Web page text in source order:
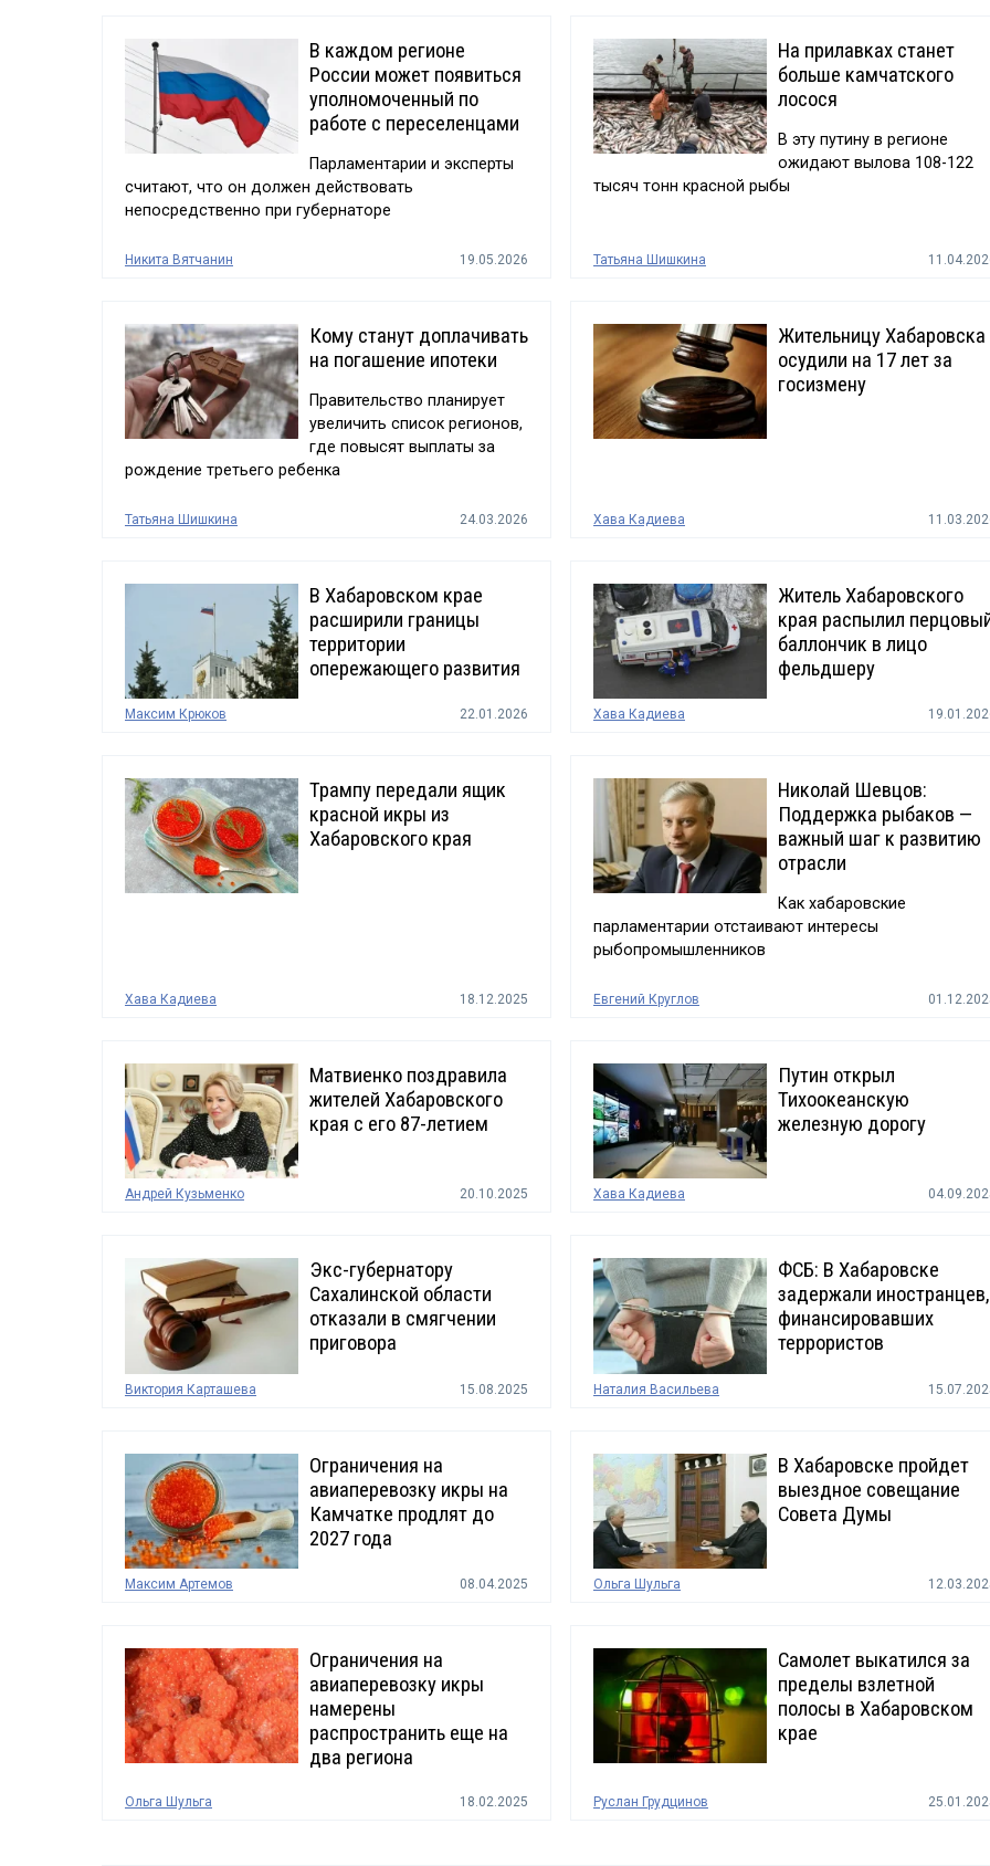
В каждом регионе
России может появиться
уполномоченный по
работе с переселенцами
Парламентарии и эксперты
считают, что он должен действовать
непосредственно при губернаторе
Никита Вятчанин 19.05.2026
На прилавках станет
больше камчатского
лосося
В эту путину в регионе
ожидают вылова 108-122
тысяч тонн красной рыбы
Татьяна Шишкина
Кому станут доплачивать
на погашение ипотеки
Правительство планирует
увеличить список регионов,
где повысят выплаты за
рождение третьего ребенка
Татьяна Шишкина 24.03.2026
Жительницу Хабаровска
осудили на 17 лет за
госизмену
Хава Кадиева
В Хабаровском крае
расширили границы
территории
опережающего развития
Максим Крюков 22.01.2026
Житель Хабаровского
края распылил
баллончик в лицо
фельдшеру
Хава Кадиева
Трампу передали ящик
красной икры из
Хабаровского края
Хава Кадиева 18.12.2025
Николай Шевцов:
Поддержка рыбаков —
важный шаг к развитию
отрасли
Как хабаровские
парламентарии отстаивают интересы
рыбопромышленников
Евгений Круглов
Матвиенко поздравила
жителей Хабаровского
края с его 87-летием
Андрей Кузьменко 20.10.2025
Путин открыл
Тихоокеанскую
железную дорогу
Хава Кадиева
Экс-губернатору
Сахалинской области
отказали в смягчении
приговора
Виктория Карташева 15.08.2025
ФСБ: В Хабаровске
задержали иностранцев,
финансировавших
террористов
Наталия Васильева
Ограничения на
авиаперевозку икры на
Камчатке продлят до
2027 года
Максим Артемов 08.04.2025
В Хабаровске пройдет
выездное совещание
Совета Думы
Ольга Шульга
Ограничения на
авиаперевозку икры
намерены
распространить еще на
два региона
Ольга Шульга 18.02.2025
Самолет выкатился за
пределы взлетной
полосы в Хабаровском
крае
Руслан Грудцинов